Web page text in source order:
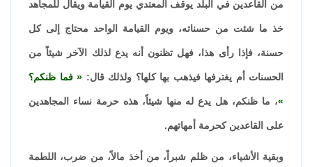
من القاعدين في البلد يوقف المعتدي يوم القيامة ويقال للمجاهد
خذ ما شئت من حسناته، ويوم القيامة الواحد محتاج إلى كل
حسنة، فإذا رأى هذا، فهل تظنون أنه يدع لذلك الآخر شيئاً من
الحسنات أم يغترفها فيذهب بها كلها؟ ولذلك قال: فما ظنكم؟
، ما ظنكم، هل يدع له منها شيئاً، هذه حرمة نساء المجاهدين
على القاعدين كحرمة أمهاتهم.
وبقية الأشياء، من ظلم شبراً، من أخذ مالاً، من ضرب، اللطمة